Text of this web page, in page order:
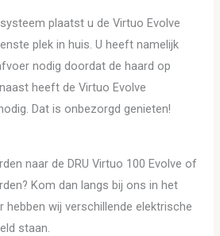
plaatst u de Virtuo Evolve
plek in huis. U heeft namelijk
nodig doordat de haard op
heeft de Virtuo Evolve
Dat is onbezorgd genieten!
naar de DRU Virtuo 100 Evolve of
Kom dan langs bij ons in het
hebben wij verschillende elektrische
staan.